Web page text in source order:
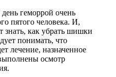
геморрой очень
пятого человека. И,
знать, как убрать шишки
понимать, что
лечение, назначенное
осмотр